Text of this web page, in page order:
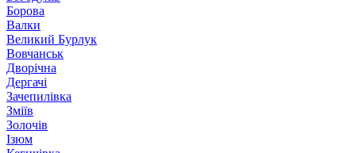
Борова
Валки
Великий Бурлук
Вовчанськ
Дворічна
Дергачі
Зачепилівка
Зміїв
Золочів
Ізюм